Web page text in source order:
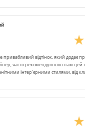
привабливий відтінок, який додає
часто рекомендую клієнтам цей
інтер'єрними стилями, від